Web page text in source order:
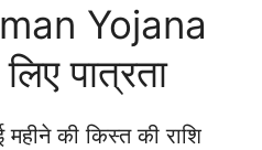
Yojana
पात्रता
महीने की किस्त की राशि